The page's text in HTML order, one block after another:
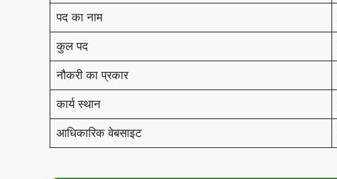
पद का नाम
कुल पद
नौकरी का प्रकार
कार्य स्थान
आधिकारिक वेबसाइट